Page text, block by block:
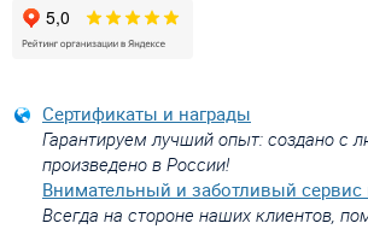
Сертификаты и награды
Гарантируем лучший опыт: создано с
произведено в России!
Внимательный и заботливый сервис
Всегда на стороне наших клиентов,